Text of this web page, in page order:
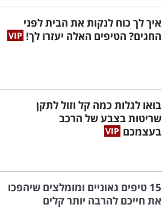
איך לך כוח לנקות את הבית לפני
החגים? הטיפים האלה יעזרו לך!
בואו לגלות כמה קל וזול לתקן
שריטות בצבע של הרכב
בעצמכם
15 טיפים גאוניים ומומלצים שיהפכו
את חייכם להרבה יותר קלים